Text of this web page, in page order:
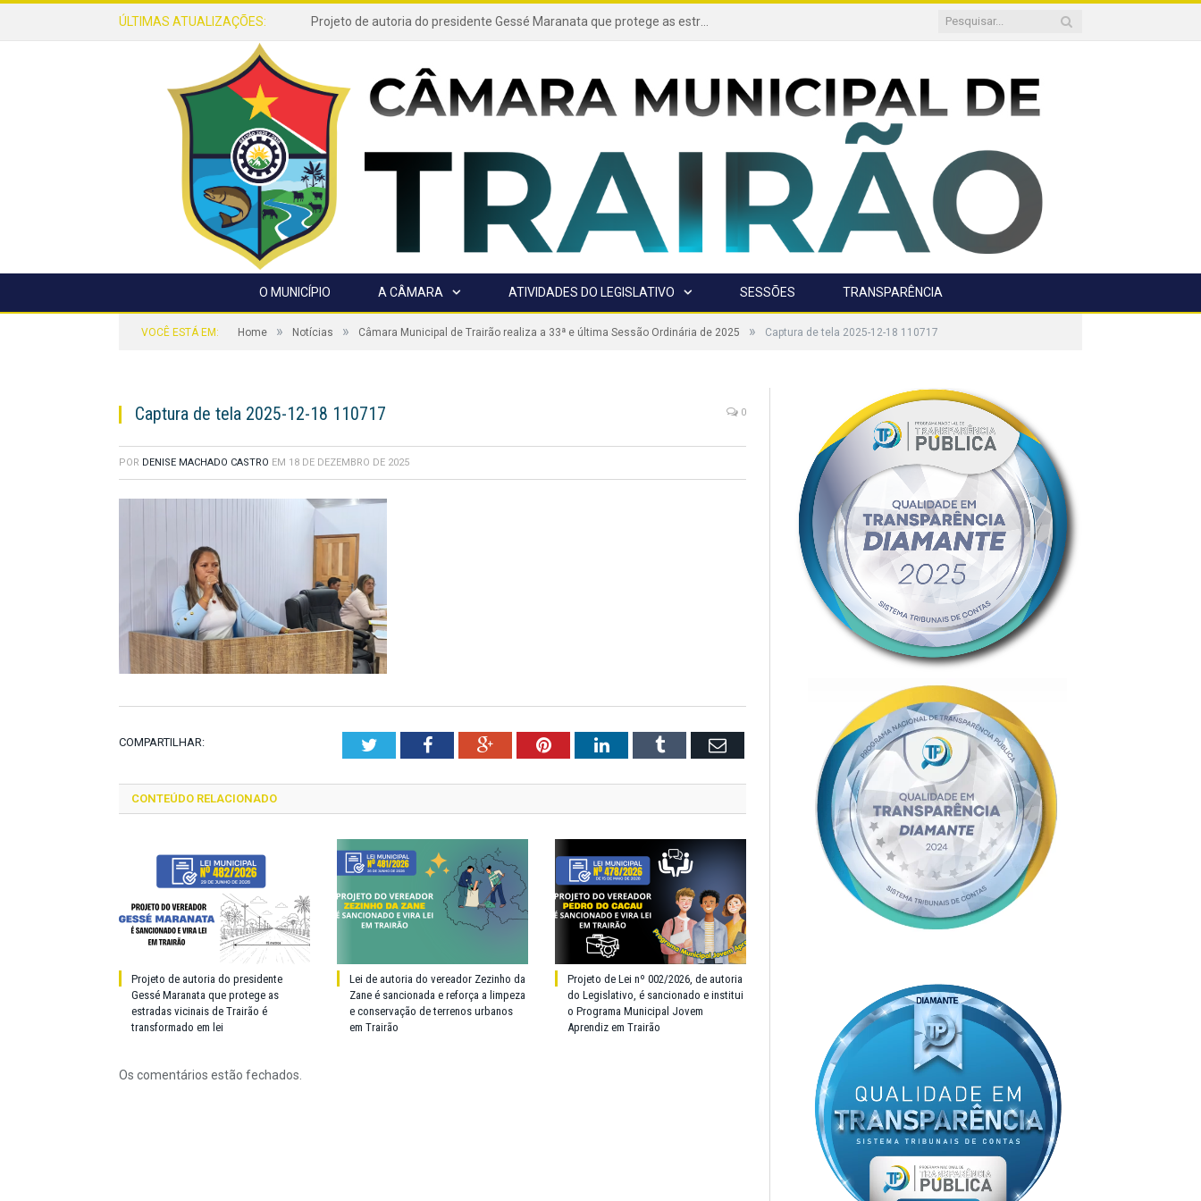
ÚLTIMAS ATUALIZAÇÕES: Projeto de autoria do presidente Gessé Maranata que protege as estradas vicinais de Trairão é transformado em lei
O MUNICÍPIO A CÂMARA ATIVIDADES DO LEGISLATIVO SESSÕES TRANSPARÊNCIA
VOCÊ ESTÁ EM: Home » Notícias » Câmara Municipal de Trairão realiza a 33ª e última Sessão Ordinária de 2025 » Captura de tela 2025-12-18 110717
Captura de tela 2025-12-18 110717 0
POR DENISE MACHADO CASTRO EM 18 DE DEZEMBRO DE 2025
COMPARTILHAR: TwitterFacebookGoogle+PinterestLinkedInTumblr Email
CONTEÚDO RELACIONADO
Projeto de autoria do presidente
Gessé Maranata que protege as
estradas vicinais de Trairão é
transformado em lei
Lei de autoria do vereador Zezinho da
Zane é sancionada e reforça a limpeza
e conservação de terrenos urbanos
em Trairão
Projeto de Lei nº 002/2026, de autoria
do Legislativo, é sancionado e institui
o Programa Municipal Jovem
Aprendiz em Trairão
Os comentários estão fechados.